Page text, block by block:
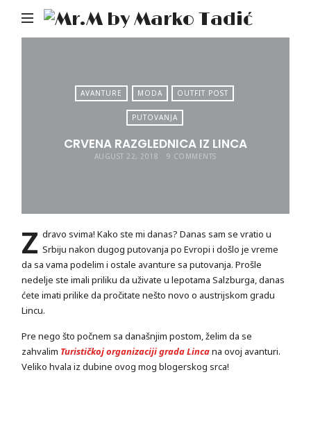
Mr.M
by
AVANTURE MODA OUTFIT POST
PUTOVANJA
CRVENA RAZGLEDNICA IZ LINCA
AUGUST 22, 2018 9 COMMENTS
Z dravo svima! Kako ste mi danas? Danas sam se vratio u
Srbiju nakon dugog putovanja po Evropi i došlo je vreme
da sa vama podelim i ostale avanture sa putovanja. Prošle
nedelje ste imali priliku da uživate u lepotama Salzburga, danas
ćete imati prilike da pročitate nešto novo o austrijskom gradu
Lincu.
Pre nego što počnem sa današnjim postom, želim da se
zahvalim Turističkoj organizaciji grada Lincana ovoj avanturi.
Veliko hvala iz dubine ovog mog blogerskog srca!